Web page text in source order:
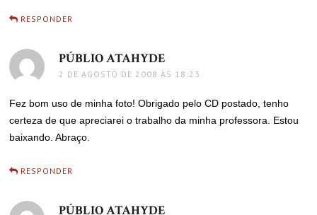
RESPONDER
PÚBLIO ATAHYDE
2 DE AGOSTO DE 2008 ÀS 18:23
Fez bom uso de minha foto! Obrigado pelo CD postado, tenho
certeza de que apreciarei o trabalho da minha professora. Estou
baixando. Abraço.
RESPONDER
PÚBLIO ATAHYDE